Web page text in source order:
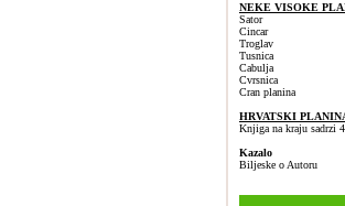
NEKE VISOKE
Sator
Cincar
Troglav
Tusnica
Cabulja
Cvrsnica
Cran planina
HRVATSKI
Knjiga na kraju sadrzi
Kazalo
Biljeske o Autoru